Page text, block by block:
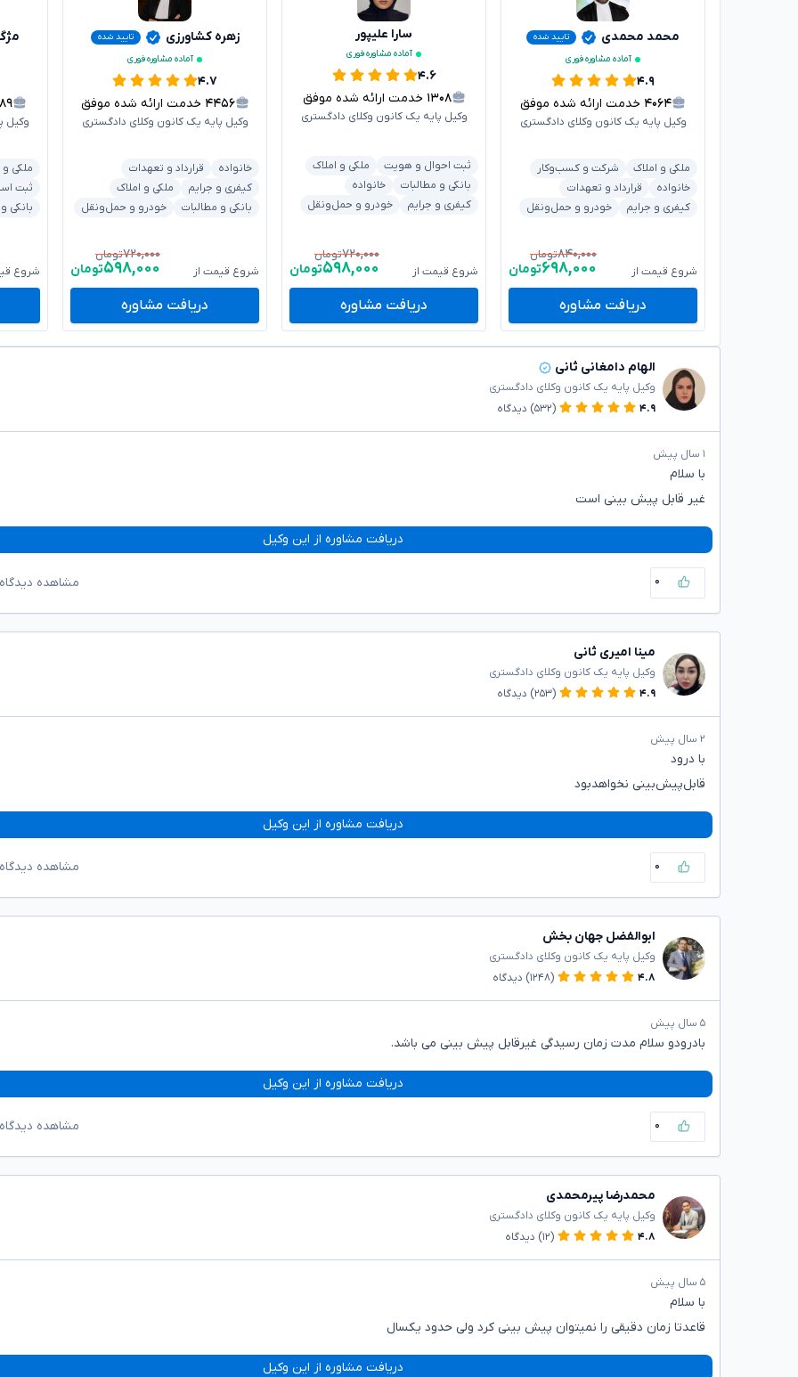
محمد محمدی
تایید شده
آماده مشاوره فوری
۴.۹
۴۰۶۴ خدمت ارائه شده موفق
وکیل پایه یک کانون وکلای دادگستری
ملکی و املاک
شرکت و کسب‌وکار
خانواده
قرارداد و تعهدات
کیفری و جرایم
خودرو و حمل‌ونقل
شروع قیمت از
۸۴۰,۰۰۰تومان
۶۹۸,۰۰۰تومان
دریافت مشاوره
سارا علیپور
آماده مشاوره فوری
۴.۶
۱۳۰۸ خدمت ارائه شده موفق
وکیل پایه یک کانون وکلای دادگستری
ثبت احوال و هویت
ملکی و املاک
بانکی و مطالبات
خانواده
کیفری و جرایم
خودرو و حمل‌ونقل
شروع قیمت از
۷۲۰,۰۰۰تومان
۵۹۸,۰۰۰تومان
دریافت مشاوره
زهره کشاورزی
تایید شده
آماده مشاوره فوری
۴.۷
۴۴۵۶ خدمت ارائه شده موفق
وکیل پایه یک کانون وکلای دادگستری
خانواده
قرارداد و تعهدات
کیفری و جرایم
ملکی و املاک
بانکی و مطالبات
خودرو و حمل‌ونقل
شروع قیمت از
۷۲۰,۰۰۰تومان
۵۹۸,۰۰۰تومان
دریافت مشاوره
وکیل
ملکی و
ثبت
بانکی
شروع
الهام دامغانی ثانی
وکیل پایه یک کانون وکلای دادگستری
۴.۹
(۵۳۲) دیدگاه
۱ سال پیش
با سلام
غیر قابل پیش بینی است
دریافت مشاوره از این وکیل
۰ مشاهده
مینا امیری ثانی
وکیل پایه یک کانون وکلای دادگستری
۴.۹
(۲۵۳) دیدگاه
۲ سال پیش
با درود
قابل‌پیش‌بینی نخواهدبود
دریافت مشاوره از این وکیل
۰ مشاهده
ابوالفضل جهان بخش
وکیل پایه یک کانون وکلای دادگستری
۴.۸
(۱۲۴۸) دیدگاه
۵ سال پیش
بادرودو سلام مدت زمان رسیدگی غیرقابل پیش بینی می باشد.
دریافت مشاوره از این وکیل
۰ مشاهده
محمدرضا پیرمحمدی
وکیل پایه یک کانون وکلای دادگستری
۴.۸
(۱۲) دیدگاه
۵ سال پیش
با سلام
قاعدتا زمان دقیقی را نمیتوان پیش بینی کرد ولی حدود یکسال
دریافت مشاوره از این وکیل